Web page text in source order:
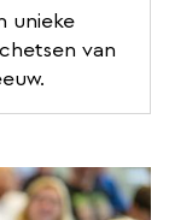
unieke
van